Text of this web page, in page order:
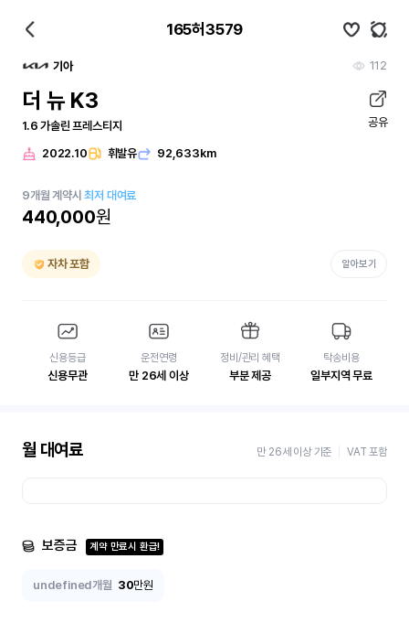
165허3579
기아 112
더 뉴 K3
1.6 가솔린 프레스티지 공유
2022.10 휘발유 92,633km
9개월 계약시최저 대여료
440,000원
자차 포함 알아보기
신용등급
신용무관
운전연령
만 26세 이상
정비/관리 혜택
부분 제공
탁송비용
일부지역 무료
월 대여료 만 26세 이상 기준 VAT 포함
보증금 계약 만료시 환급!
undefined개월 30만원